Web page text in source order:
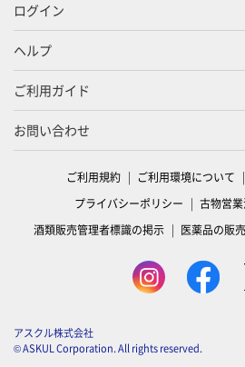
ログイン
ヘルプ
ご利用ガイド
お問い合わせ
ご利用規約 ご利用環境について
プライバシーポリシー
古物営
酒類販売管理者標識の掲示
医薬品の販
アスクル株式会社
© ASKUL Corporation. All rights reserved.